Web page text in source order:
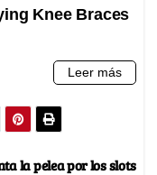
la pelea por los slots